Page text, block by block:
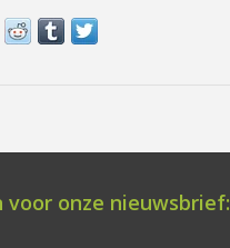
voor onze nieuwsbrief: